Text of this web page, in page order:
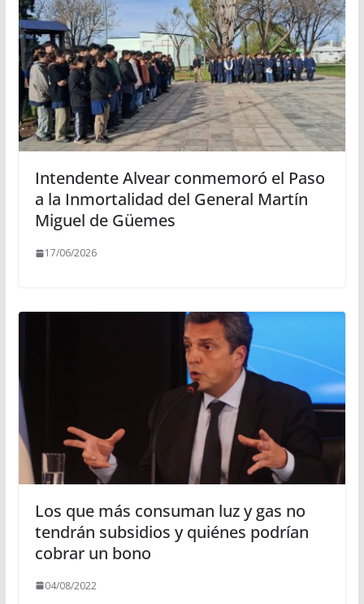
Intendente Alvear conmemoró el Paso
a la Inmortalidad del General Martín
Miguel de Güemes
17/06/2026
Los que más consuman luz y gas no
tendrán subsidios y quiénes podrían
cobrar un bono
04/08/2022